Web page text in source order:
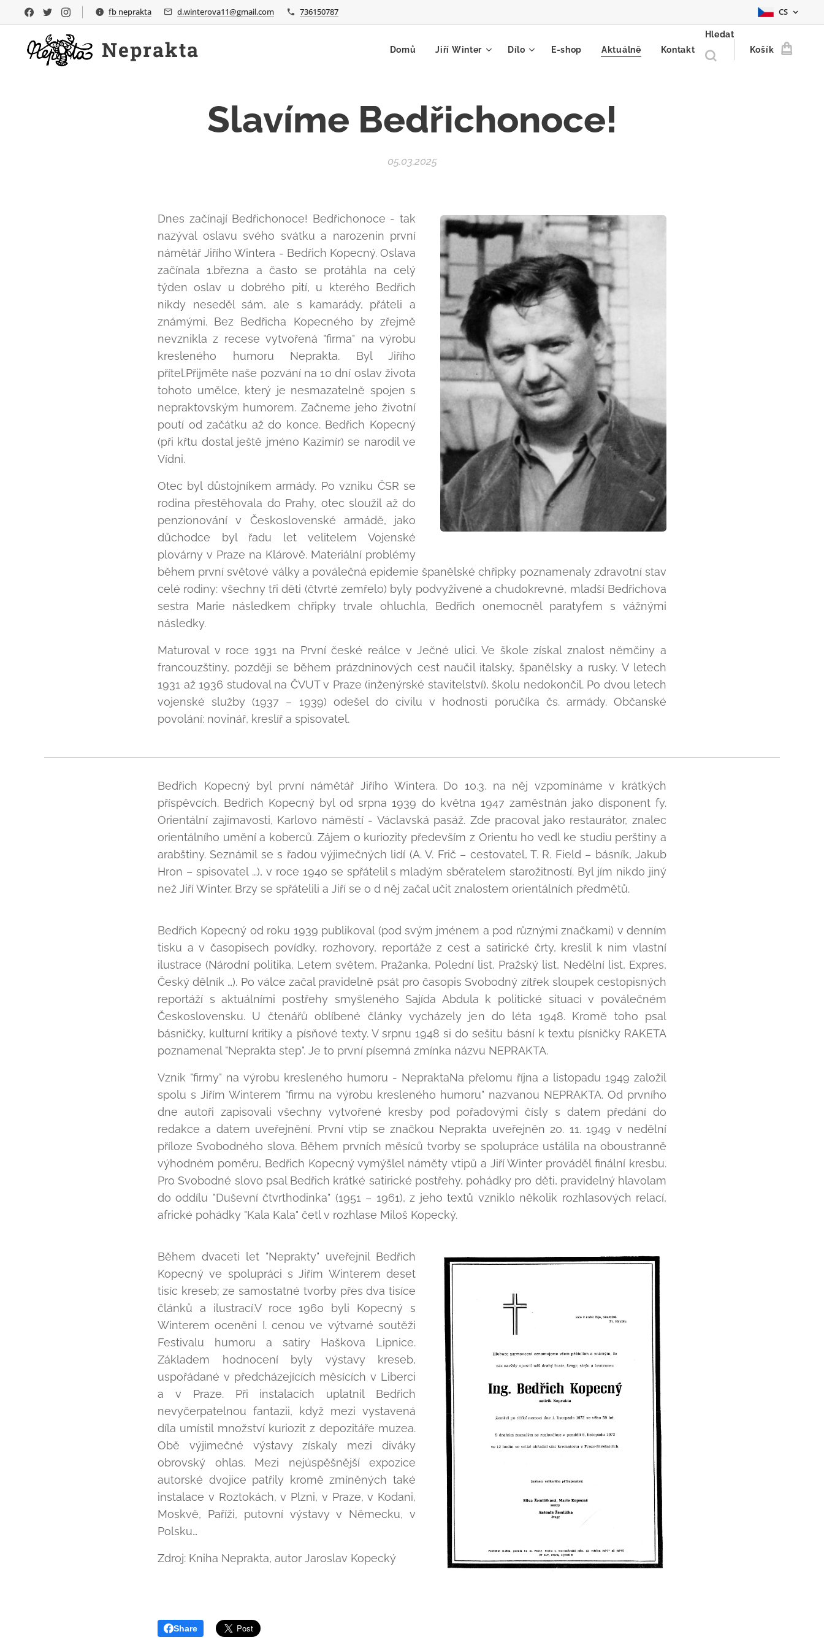
fb neprakta d.winterova11@gmail.com 736150787 CS
Neprakta Domů Jiří Winter Dílo E-shop Aktuálně Kontakt
Hledat
Košík
Slavíme Bedřichonoce!
05.03.2025
Dnes začínají Bedřichonoce! Bedřichonoce - tak
nazýval oslavu svého svátku a narozenin první
námětář Jiřího Wintera - Bedřich Kopecný. Oslava
začínala 1.března a často se protáhla na celý
týden oslav u dobrého pití, u kterého Bedřich
nikdy neseděl sám, ale s kamarády, přáteli a
známými. Bez Bedřicha Kopecného by zřejmě
nevznikla z recese vytvořená "firma" na výrobu
kresleného humoru Neprakta. Byl Jiřího
přítel.Přijměte naše pozvání na 10 dní oslav života
tohoto umělce, který je nesmazatelně spojen s
nepraktovským humorem. Začneme jeho životní
poutí od začátku až do konce. Bedřich Kopecný
(při křtu dostal ještě jméno Kazimír) se narodil ve
Vídni.
Otec byl důstojníkem armády. Po vzniku ČSR se
rodina přestěhovala do Prahy, otec sloužil až do
penzionování v Československé armádě, jako
důchodce byl řadu let velitelem Vojenské
plovárny v Praze na Klárově. Materiální problémy
během první světové války a poválečná epidemie španělské chřipky poznamenaly zdravotní stav
celé rodiny: všechny tři děti (čtvrté zemřelo) byly podvyživené a chudokrevné, mladší Bedřichova
sestra Marie následkem chřipky trvale ohluchla, Bedřich onemocněl paratyfem s vážnými
následky.
Maturoval v roce 1931 na První české reálce v Ječné ulici. Ve škole získal znalost němčiny a
francouzštiny, později se během prázdninových cest naučil italsky, španělsky a rusky. V letech
1931 až 1936 studoval na ČVUT v Praze (inženýrské stavitelství), školu nedokončil. Po dvou letech
vojenské služby (1937 – 1939) odešel do civilu v hodnosti poručíka čs. armády. Občanské
povolání: novinář, kreslíř a spisovatel.
Bedřich Kopecný byl první námětář Jiřího Wintera. Do 10.3. na něj vzpomínáme v krátkých
příspěvcích. Bedřich Kopecný byl od srpna 1939 do května 1947 zaměstnán jako disponent fy.
Orientální zajímavosti, Karlovo náměstí - Václavská pasáž. Zde pracoval jako restaurátor, znalec
orientálního umění a koberců. Zájem o kuriozity především z Orientu ho vedl ke studiu perštiny a
arabštiny. Seznámil se s řadou výjimečných lidí (A. V. Frič – cestovatel, T. R. Field – básník, Jakub
Hron – spisovatel …), v roce 1940 se spřátelil s mladým sběratelem starožitností. Byl jím nikdo jiný
než Jiří Winter. Brzy se spřátelili a Jiří se o d něj začal učit znalostem orientálních předmětů.
Bedřich Kopecný od roku 1939 publikoval (pod svým jménem a pod různými značkami) v denním
tisku a v časopisech povídky, rozhovory, reportáže z cest a satirické črty, kreslil k nim vlastní
ilustrace (Národní politika, Letem světem, Pražanka, Polední list, Pražský list, Nedělní list, Expres,
Český dělník …). Po válce začal pravidelně psát pro časopis Svobodný zítřek sloupek cestopisných
reportáží s aktuálními postřehy smyšleného Sajída Abdula k politické situaci v poválečném
Československu. U čtenářů oblíbené články vycházely jen do léta 1948. Kromě toho psal
básničky, kulturní kritiky a písňové texty. V srpnu 1948 si do sešitu básní k textu písničky RAKETA
poznamenal "Neprakta step". Je to první písemná zmínka názvu NEPRAKTA.
Vznik "firmy" na výrobu kresleného humoru - NepraktaNa přelomu října a listopadu 1949 založil
spolu s Jiřím Winterem "firmu na výrobu kresleného humoru" nazvanou NEPRAKTA. Od prvního
dne autoři zapisovali všechny vytvořené kresby pod pořadovými čísly s datem předání do
redakce a datem uveřejnění. První vtip se značkou Neprakta uveřejněn 20. 11. 1949 v nedělní
příloze Svobodného slova. Během prvních měsíců tvorby se spolupráce ustálila na oboustranně
výhodném poměru, Bedřich Kopecný vymýšlel náměty vtipů a Jiří Winter prováděl finální kresbu.
Pro Svobodné slovo psal Bedřich krátké satirické postřehy, pohádky pro děti, pravidelný hlavolam
do oddílu "Duševní čtvrthodinka" (1951 – 1961), z jeho textů vzniklo několik rozhlasových relací,
africké pohádky "Kala Kala" četl v rozhlase Miloš Kopecký.
Během dvaceti let "Neprakty" uveřejnil Bedřich
Kopecný ve spolupráci s Jiřím Winterem deset
tisíc kreseb; ze samostatné tvorby přes dva tisíce
článků a ilustrací.V roce 1960 byli Kopecný s
Winterem oceněni I. cenou ve výtvarné soutěži
Festivalu humoru a satiry Haškova Lipnice.
Základem hodnocení byly výstavy kreseb,
uspořádané v předcházejících měsících v Liberci
a v Praze. Při instalacích uplatnil Bedřich
nevyčerpatelnou fantazii, když mezi vystavená
díla umístil množství kuriozit z depozitáře muzea.
Obě výjimečné výstavy získaly mezi diváky
obrovský ohlas. Mezi nejúspěšnější expozice
autorské dvojice patřily kromě zmíněných také
instalace v Roztokách, v Plzni, v Praze, v Kodani,
Moskvě, Paříži, putovní výstavy v Německu, v
Polsku…
Zdroj: Kniha Neprakta, autor Jaroslav Kopecký
Share